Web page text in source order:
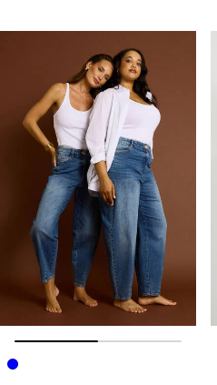
Image précédente
Image suivante